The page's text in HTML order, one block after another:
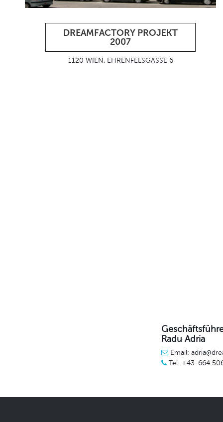
DREAMFACTORY PROJEKT
2007
1120 WIEN, EHRENFELSGASSE 6
Radu Adria
Email:
Tel: +43-664